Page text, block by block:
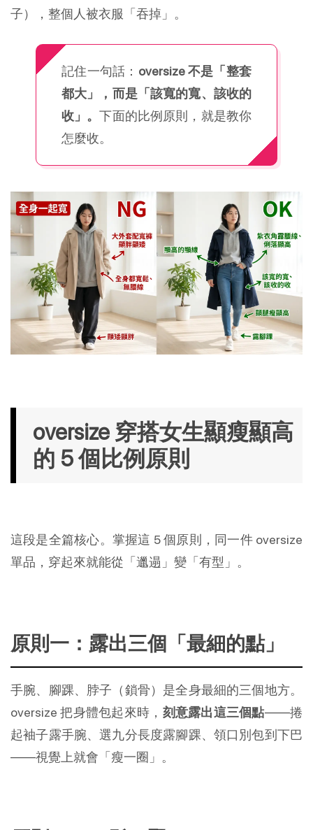
子），整個人被衣服「吞掉」。
記住一句話： oversize 不是「整套
都大」，而是「該寬的寬、該收的
收」。下面的比例原則，就是教你
怎麼收。
oversize 穿搭女生顯瘦顯高
的 5 個比例原則
這段是全篇核心。掌握這 5 個原則，同一件 oversize
單品，穿起來就能從「邋遢」變「有型」。
原則一：露出三個「最細的點」
手腕、腳踝、脖子（鎖骨）是全身最細的三個地方。
oversize 把身體包起來時， 刻意露出這三個點——捲
起袖子露手腕、選九分長度露腳踝、領口別包到下巴
——視覺上就會「瘦一圈」。